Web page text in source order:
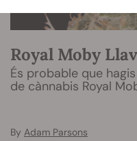
Royal Moby
És probable que
de cànnabis Royal
By Adam Parsons